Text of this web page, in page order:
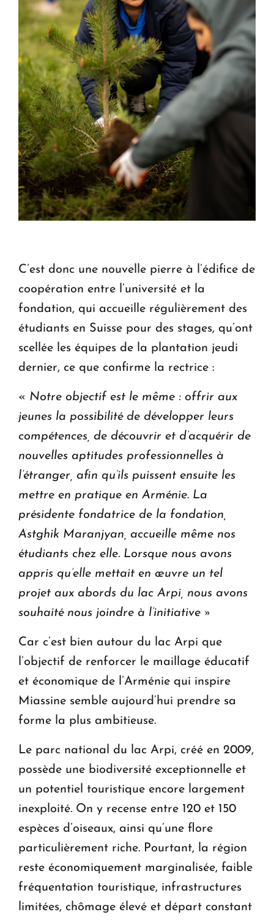
C’est donc une nouvelle pierre à l’édifice de
coopération entre l’université et la
fondation, qui accueille régulièrement des
étudiants en Suisse pour des stages, qu’ont
scellée les équipes de la plantation jeudi
dernier, ce que confirme la rectrice :
« Notre objectif est le même : offrir aux
jeunes la possibilité de développer leurs
compétences, de découvrir et d’acquérir de
nouvelles aptitudes professionnelles à
l’étranger, afin qu’ils puissent ensuite les
mettre en pratique en Arménie. La
présidente fondatrice de la fondation,
Astghik Maranjyan, accueille même nos
étudiants chez elle. Lorsque nous avons
appris qu’elle mettait en œuvre un tel
projet aux abords du lac Arpi, nous avons
souhaité nous joindre à l’initiative »
Car c’est bien autour du lac Arpi que
l’objectif de renforcer le maillage éducatif
et économique de l’Arménie qui inspire
Miassine semble aujourd’hui prendre sa
forme la plus ambitieuse.
Le parc national du lac Arpi, créé en 2009,
possède une biodiversité exceptionnelle et
un potentiel touristique encore largement
inexploité. On y recense entre 120 et 150
espèces d’oiseaux, ainsi qu’une flore
particulièrement riche. Pourtant, la région
reste économiquement marginalisée, faible
fréquentation touristique, infrastructures
limitées, chômage élevé et départ constant